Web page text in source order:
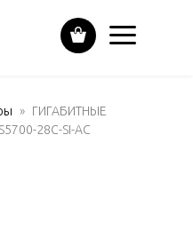
ГИГАБИТНЫЕ
28C-SI-AC